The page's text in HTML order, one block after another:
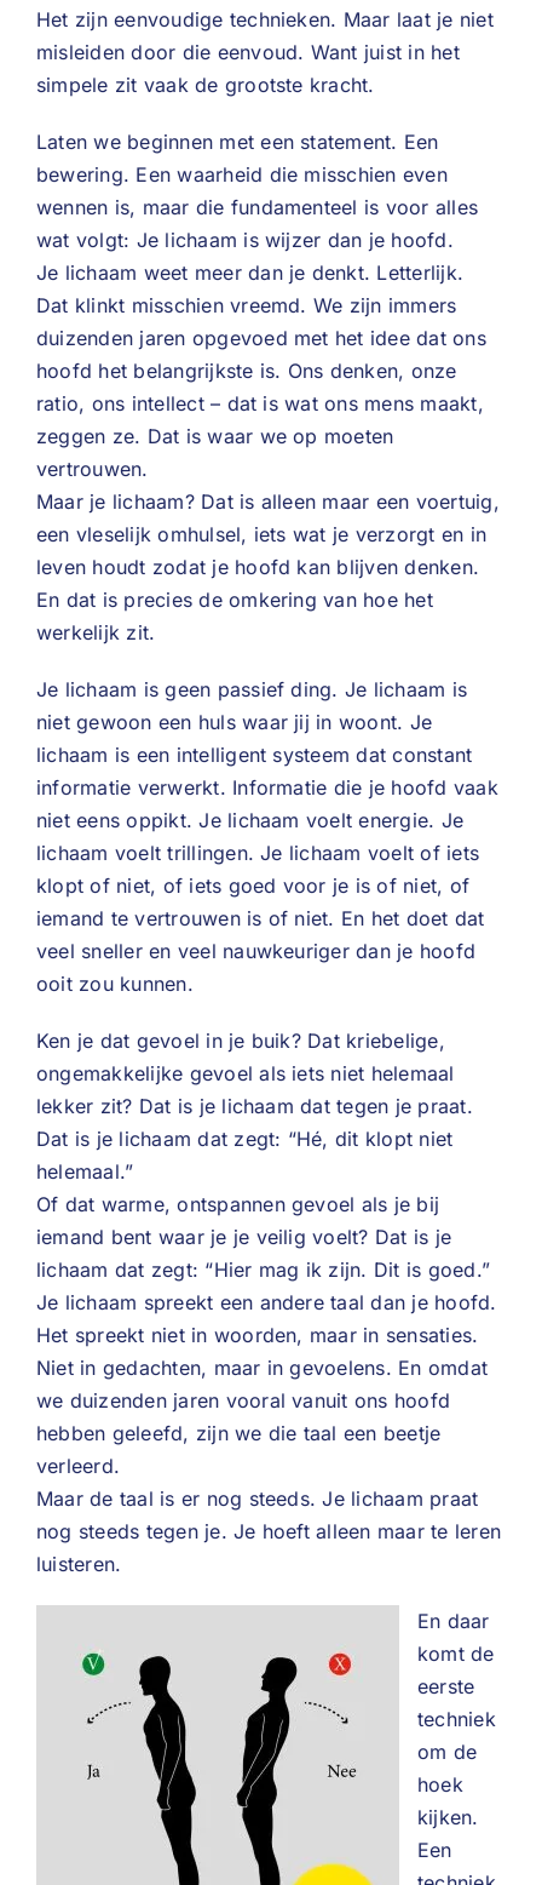
Het zijn eenvoudige technieken. Maar laat je niet
misleiden door die eenvoud. Want juist in het
simpele zit vaak de grootste kracht.
Laten we beginnen met een statement. Een
bewering. Een waarheid die misschien even
wennen is, maar die fundamenteel is voor alles
wat volgt: Je lichaam is wijzer dan je hoofd.
Je lichaam weet meer dan je denkt. Letterlijk.
Dat klinkt misschien vreemd. We zijn immers
duizenden jaren opgevoed met het idee dat ons
hoofd het belangrijkste is. Ons denken, onze
ratio, ons intellect – dat is wat ons mens maakt,
zeggen ze. Dat is waar we op moeten
vertrouwen.
Maar je lichaam? Dat is alleen maar een voertuig,
een vleselijk omhulsel, iets wat je verzorgt en in
leven houdt zodat je hoofd kan blijven denken.
En dat is precies de omkering van hoe het
werkelijk zit.
Je lichaam is geen passief ding. Je lichaam is
niet gewoon een huls waar jij in woont. Je
lichaam is een intelligent systeem dat constant
informatie verwerkt. Informatie die je hoofd vaak
niet eens oppikt. Je lichaam voelt energie. Je
lichaam voelt trillingen. Je lichaam voelt of iets
klopt of niet, of iets goed voor je is of niet, of
iemand te vertrouwen is of niet. En het doet dat
veel sneller en veel nauwkeuriger dan je hoofd
ooit zou kunnen.
Ken je dat gevoel in je buik? Dat kriebelige,
ongemakkelijke gevoel als iets niet helemaal
lekker zit? Dat is je lichaam dat tegen je praat.
Dat is je lichaam dat zegt: “Hé, dit klopt niet
helemaal.”
Of dat warme, ontspannen gevoel als je bij
iemand bent waar je je veilig voelt? Dat is je
lichaam dat zegt: “Hier mag ik zijn. Dit is goed.”
Je lichaam spreekt een andere taal dan je hoofd.
Het spreekt niet in woorden, maar in sensaties.
Niet in gedachten, maar in gevoelens. En omdat
we duizenden jaren vooral vanuit ons hoofd
hebben geleefd, zijn we die taal een beetje
verleerd.
Maar de taal is er nog steeds. Je lichaam praat
nog steeds tegen je. Je hoeft alleen maar te leren
luisteren.
En daar
komt de
eerste
techniek
om de
hoek
kijken.
Een